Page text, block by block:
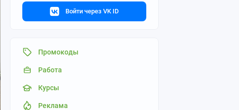
Войти через VK ID
Промокоды
Работа
Курсы
Реклама